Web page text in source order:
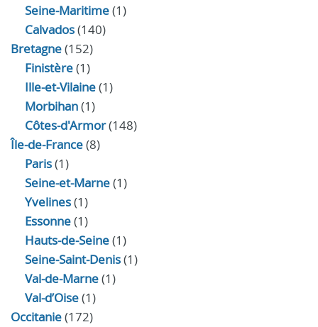
Seine-Maritime(1)
Calvados(140)
Bretagne(152)
Finistère(1)
Ille-et-Vilaine(1)
Morbihan(1)
Côtes-d'Armor(148)
Île-de-France(8)
Paris(1)
Seine-et-Marne(1)
Yvelines(1)
Essonne(1)
Hauts-de-Seine(1)
Seine-Saint-Denis(1)
Val-de-Marne(1)
Val-d’Oise(1)
Occitanie(172)